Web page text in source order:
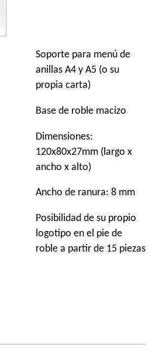
Soporte para menú de
anillas A4 y A5 (o su
propia carta)
Base de roble macizo
Dimensiones:
120x80x27mm (largo x
ancho x alto)
Ancho de ranura: 8 mm
Posibilidad de su propio
logotipo en el pie de
roble a partir de 15 piezas